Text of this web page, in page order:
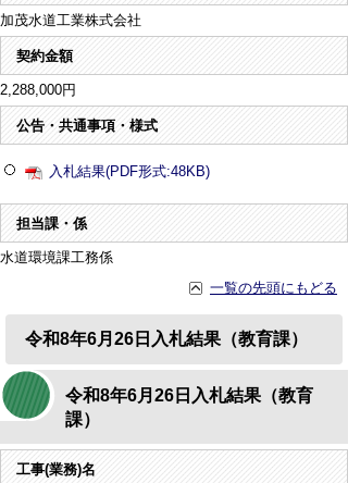
加茂水道工業株式会社
契約金額
2,288,000円
公告・共通事項・様式
入札結果(PDF形式:48KB)
担当課・係
水道環境課工務係
一覧の先頭にもどる
令和8年6月26日入札結果（教育課）
令和8年6月26日入札結果（教育
課）
工事(業務)名